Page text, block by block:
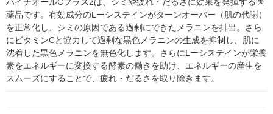
ハイチオールCプラス2は、シミや疲れ・だるさに効果を発揮する医
薬品です。有効成分のLーシステインがターンオーバー（肌の代謝）
を正常化し、シミの原因である過剰にできたメラニンを排出。さら
にビタミンCと協力して過剰な黒色メラニンの生成を抑制し、肌に
沈着した黒色メラニンを無色化します。さらにLーシステインが栄養
素をエネルギーに変換する酵素の働きを助け、エネルギーの産生を
スムーズにすることで、疲れ・だるさを取り除きます。